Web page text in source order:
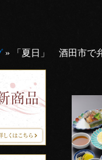
» 「夏日」 酒田市で